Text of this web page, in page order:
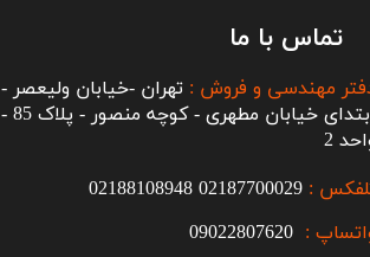
تماس با ما
:
02187700029
02188108948
:
مهندسی و فروش : تهران -خیابان ولیعصر -
ابتدای خیابان مطهری - کوچه منصور - پلاک 85 -
2